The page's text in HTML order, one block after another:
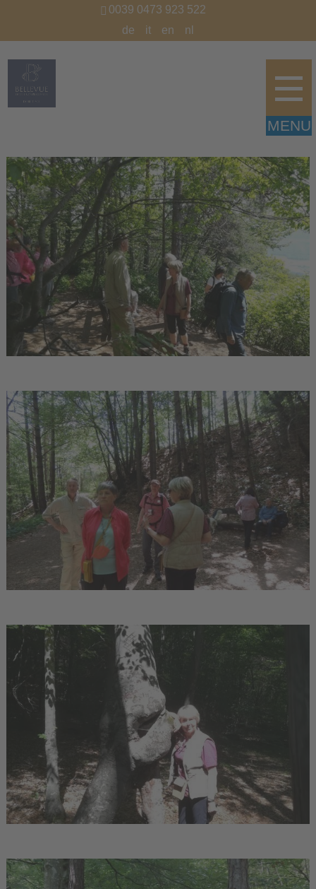
0039 0473 923 522
de
it en nl